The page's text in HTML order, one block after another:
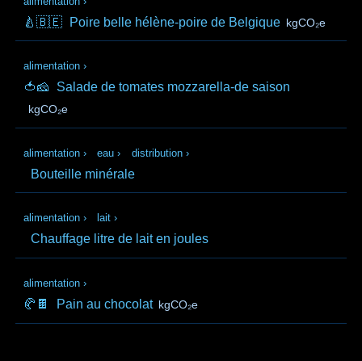
🍐🇧🇪 Poire belle hélène-poire de Belgique kgCO₂e
alimentation ›
🍅🧀 Salade de tomates mozzarella-de saison
kgCO₂e
alimentation › eau › distribution ›
Bouteille minérale
alimentation › lait ›
Chauffage litre de lait en joules
alimentation ›
🥐🍫 Pain au chocolat kgCO₂e